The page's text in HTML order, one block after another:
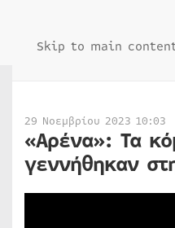
Skip to main
29 Νοεμβρίου 2023 10:03
«Αρένα»: Τα
γεννήθηκαν